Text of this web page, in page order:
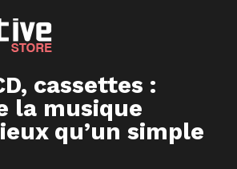
cassettes :
la musique
qu’un simple